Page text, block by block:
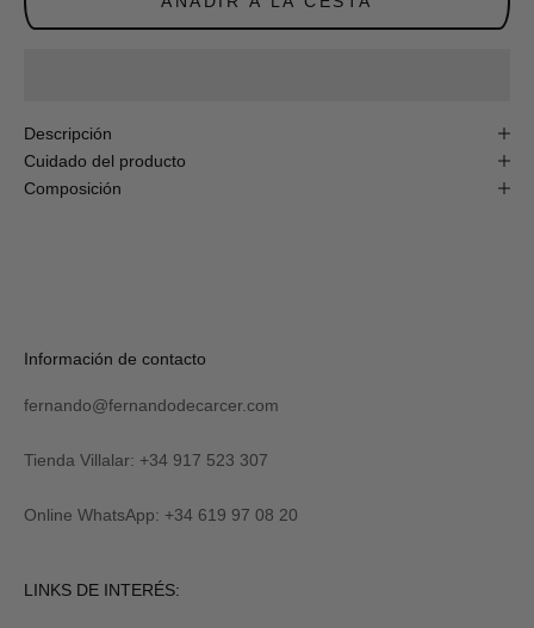
Descripción
Cuidado del producto
Composición
online!
R
I
I
M
E
tu
al
y
recibirás
Revisa
Información de contacto
fernando@fernandodecarcer.com
Tienda Villalar: +34 917 523 307
Online WhatsApp: +34 619 97 08 20
LINKS DE INTERÉS: